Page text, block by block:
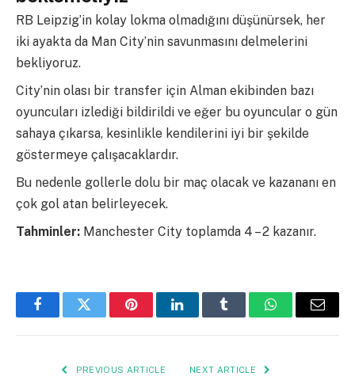
RB Leipzig’in kolay lokma olmadığını düşünürsek, her
iki ayakta da Man City’nin savunmasını delmelerini
bekliyoruz.
City’nin olası bir transfer için Alman ekibinden bazı
oyuncuları izlediği bildirildi ve eğer bu oyuncular o gün
sahaya çıkarsa, kesinlikle kendilerini iyi bir şekilde
göstermeye çalışacaklardır.
Bu nedenle gollerle dolu bir maç olacak ve kazananı en
çok gol atan belirleyecek.
Tahminler: Manchester City toplamda 4 – 2 kazanır.
FacebookTwitter PinterestLinkedInTumblr WhatsAppEmail
PREVIOUS ARTICLE NEXT ARTICLE